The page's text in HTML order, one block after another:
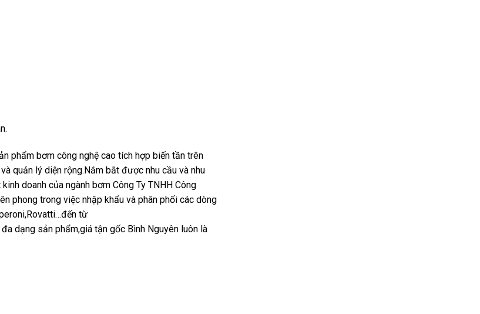
phẩm bơm công nghệ cao tích hợp biến tần trên
quản lý diện rộng.Nắm bắt được nhu cầu và nhu
doanh của ngành bơm Công Ty TNHH Công
phong trong việc nhập khẩu và phân phối các dòng
từ
đa dạng sản phẩm,giá tận gốc Bình Nguyên luôn là